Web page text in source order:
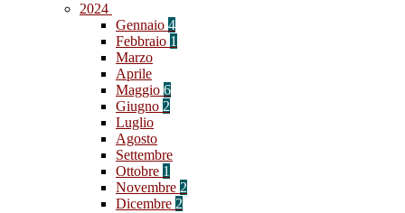
2024
Gennaio 4
Febbraio 1
Marzo
Aprile
Maggio 6
Giugno 2
Luglio
Agosto
Settembre
Ottobre 1
Novembre 2
Dicembre 2